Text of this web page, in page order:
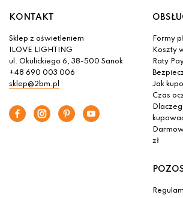
KONTAKT
Sklep z oświetleniem
ILOVE LIGHTING
ul. Okulickiego 6, 38-500 Sanok
+48 690 003 006
sklep@2bm.pl
Formy
Koszty
Raty
Jak
Czas
zł